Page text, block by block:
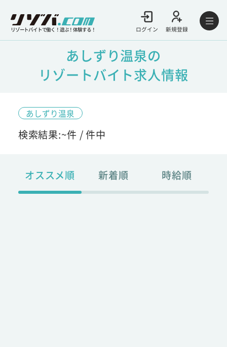
リゾートバイトで働く！遊ぶ！体験する！ ログイン 新規登録
あしずり温泉の
リゾートバイト求人情報
あしずり温泉
検索結果:~件 /件中
オススメ順 新着順 時給順